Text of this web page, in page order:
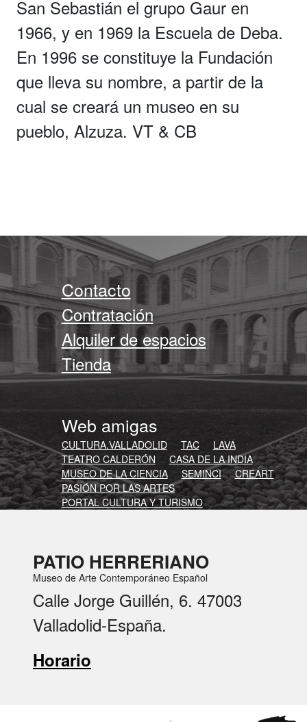
San Sebastián el grupo Gaur en
1966, y en 1969 la Escuela de Deba.
En 1996 se constituye la Fundación
que lleva su nombre, a partir de la
cual se creará un museo en su
pueblo, Alzuza. VT & CB
Contacto
Contratación
Alquiler de espacios
Tienda
Web amigas
CULTURA.VALLADOLID TAC
LAVA
TEATRO CALDERÓN
CASA DE LA INDIA
MUSEO DE LA CIENCIA
SEMINCI
CREART
PASIÓN POR LAS ARTES
PORTAL CULTURA Y TURISMO
PATIO HERRERIANO
Museo de Arte Contemporáneo Español
Calle Jorge Guillén, 6. 47003
Valladolid-España.
Horario